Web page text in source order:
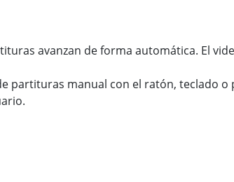
avanzan de forma automática. El
partituras manual con el ratón, teclado o